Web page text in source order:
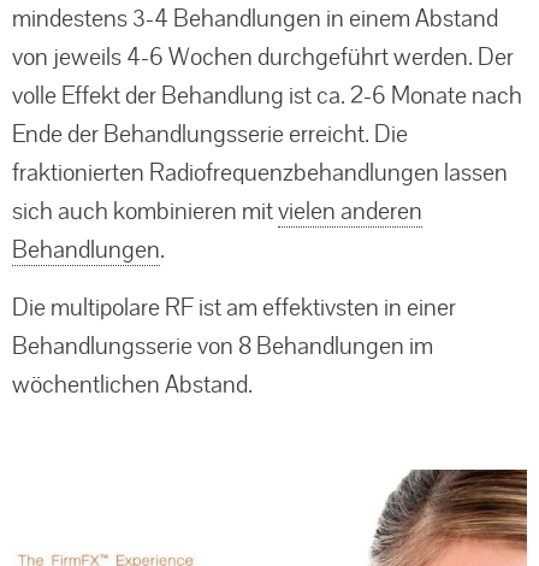
mindestens 3‑4 Behandlungen in einem Abstand
von jeweils 4‑6 Wochen durchgeführt werden. Der
volle Effekt der Behandlung ist ca. 2‑6 Monate nach
Ende der Behandlungsserie erreicht. Die
fraktionierten Radiofrequenzbehandlungen lassen
sich auch kombinieren mitvielen anderen
Behandlungen.
Die multipolare RF ist am effektivsten in einer
Behandlungsserie von 8 Behandlungen im
wöchentlichen Abstand.